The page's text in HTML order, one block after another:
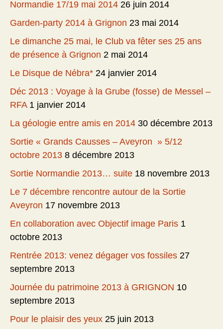
Normandie 17/19 mai 2014 26 juin 2014
Garden-party 2014 à Grignon 23 mai 2014
Le dimanche 25 mai, le Club va fêter ses 25 ans
de présence à Grignon 2 mai 2014
Le Disque de Nébra* 24 janvier 2014
Déc 2013 : Voyage à la Grube (fosse) de Messel –
RFA 1 janvier 2014
La géologie entre amis en 2014 30 décembre 2013
Sortie « Grands Causses – Aveyron » 5/12
octobre 2013 8 décembre 2013
Sortie Normandie 2013… suite 18 novembre 2013
Le 7 décembre rencontre autour de la Sortie
Aveyron 17 novembre 2013
En collaboration avec Objectif image Paris 1
octobre 2013
Rentrée 2013: venez dégager vos fossiles 27
septembre 2013
Journée du patrimoine 2013 à GRIGNON 10
septembre 2013
Pour le plaisir des yeux 25 juin 2013